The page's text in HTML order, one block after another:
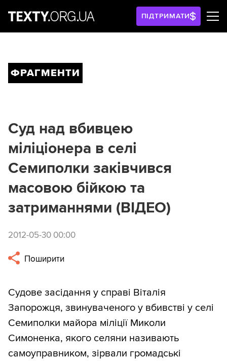
ПІДТРИМАТИ
ФРАГМЕНТИ
Суд над вбивцею
міліціонера в селі
Семиполки заківчився
масовою бійкою та
затриманнями (ВІДЕО)
2012-05-30 00:00
Поширити
Судове засідання у справі Віталія
Запорожця, звинуваченого у вбивстві у селі
Семиполки майора міліції Миколи
Симоненка, якого селяни називають
самоуправником, зірвали громадські